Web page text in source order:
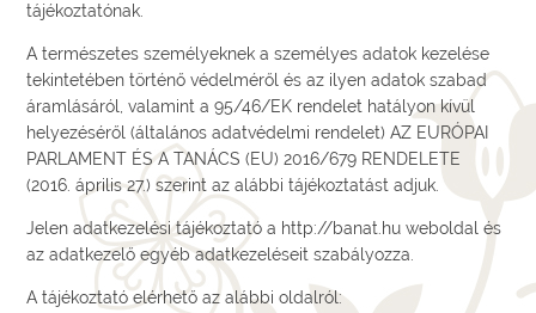
tájékoztatónak.
A természetes személyeknek a személyes adatok kezelése
tekintetében történő védelméről és az ilyen adatok szabad
áramlásáról, valamint a 95/46/EK rendelet hatályon kívül
helyezéséről (általános adatvédelmi rendelet) AZ EURÓPAI
PARLAMENT ÉS A TANÁCS (EU) 2016/679 RENDELETE
(2016. április 27.) szerint az alábbi tájékoztatást adjuk.
Jelen adatkezelési tájékoztató a http://banat.hu weboldal és
az adatkezelő egyéb adatkezeléseit szabályozza.
A tájékoztató elérhető az alábbi oldalról: